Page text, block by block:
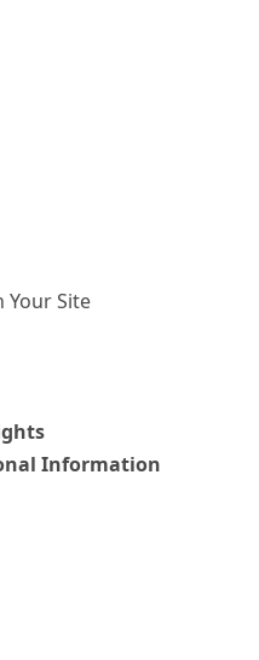
Your Site
Information